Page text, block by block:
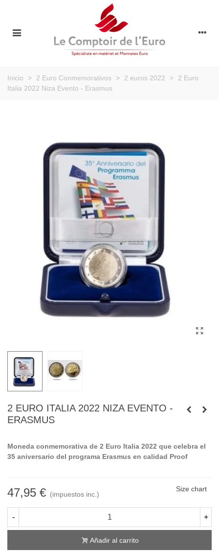
Inicio > 2 Euro Conmemorativos > 2 euros 2022 >
2 Euro
Italia 2022 Niza Evento - Erasmus
2 EURO ITALIA 2022 NIZA EVENTO -
ERASMUS
Moneda conmemorativa de 2 Euro Italia 2022 que celebra el
35 aniversario del programa Erasmus en calidad Proof
47,95 € (impuestos inc.)
Size chart
- +
Añadir al carrito